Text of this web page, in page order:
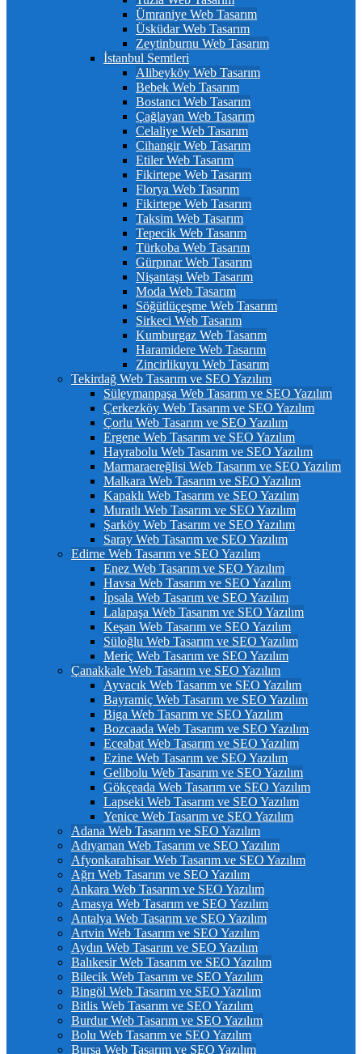
Ümraniye Web Tasarım
Üsküdar Web Tasarım
Zeytinburnu Web Tasarım
İstanbul Semtleri
Alibeyköy Web Tasarım
Bebek Web Tasarım
Bostancı Web Tasarım
Çağlayan Web Tasarım
Celaliye Web Tasarım
Cihangir Web Tasarım
Etiler Web Tasarım
Fikirtepe Web Tasarım
Florya Web Tasarım
Fikirtepe Web Tasarım
Taksim Web Tasarım
Tepecik Web Tasarım
Türkoba Web Tasarım
Gürpınar Web Tasarım
Nişantaşı Web Tasarım
Moda Web Tasarım
Söğütlüçeşme Web Tasarım
Sirkeci Web Tasarım
Kumburgaz Web Tasarım
Haramidere Web Tasarım
Zincirlikuyu Web Tasarım
Tekirdağ Web Tasarım ve SEO Yazılım
Süleymanpaşa Web Tasarım ve SEO Yazılım
Çerkezköy Web Tasarım ve SEO Yazılım
Çorlu Web Tasarım ve SEO Yazılım
Ergene Web Tasarım ve SEO Yazılım
Hayrabolu Web Tasarım ve SEO Yazılım
Marmaraereğlisi Web Tasarım ve SEO Yazılım
Malkara Web Tasarım ve SEO Yazılım
Kapaklı Web Tasarım ve SEO Yazılım
Muratlı Web Tasarım ve SEO Yazılım
Şarköy Web Tasarım ve SEO Yazılım
Saray Web Tasarım ve SEO Yazılım
Edirne Web Tasarım ve SEO Yazılım
Enez Web Tasarım ve SEO Yazılım
Havsa Web Tasarım ve SEO Yazılım
İpsala Web Tasarım ve SEO Yazılım
Lalapaşa Web Tasarım ve SEO Yazılım
Keşan Web Tasarım ve SEO Yazılım
Süloğlu Web Tasarım ve SEO Yazılım
Meriç Web Tasarım ve SEO Yazılım
Çanakkale Web Tasarım ve SEO Yazılım
Ayvacık Web Tasarım ve SEO Yazılım
Bayramiç Web Tasarım ve SEO Yazılım
Biga Web Tasarım ve SEO Yazılım
Bozcaada Web Tasarım ve SEO Yazılım
Eceabat Web Tasarım ve SEO Yazılım
Ezine Web Tasarım ve SEO Yazılım
Gelibolu Web Tasarım ve SEO Yazılım
Gökçeada Web Tasarım ve SEO Yazılım
Lapseki Web Tasarım ve SEO Yazılım
Yenice Web Tasarım ve SEO Yazılım
Adana Web Tasarım ve SEO Yazılım
Adıyaman Web Tasarım ve SEO Yazılım
Afyonkarahisar Web Tasarım ve SEO Yazılım
Ağrı Web Tasarım ve SEO Yazılım
Ankara Web Tasarım ve SEO Yazılım
Amasya Web Tasarım ve SEO Yazılım
Antalya Web Tasarım ve SEO Yazılım
Artvin Web Tasarım ve SEO Yazılım
Aydın Web Tasarım ve SEO Yazılım
Balıkesir Web Tasarım ve SEO Yazılım
Bilecik Web Tasarım ve SEO Yazılım
Bingöl Web Tasarım ve SEO Yazılım
Bitlis Web Tasarım ve SEO Yazılım
Burdur Web Tasarım ve SEO Yazılım
Bolu Web Tasarım ve SEO Yazılım
Bursa Web Tasarım ve SEO Yazılım